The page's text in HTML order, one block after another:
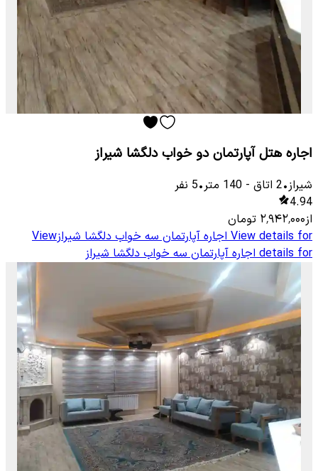
اجاره هتل آپارتمان دو خواب دلگشا شیراز
شیراز•
2 اتاق -
140 متر•
5 نفر
4.94
از۲٬۹۴۲٬۰۰۰ تومان
View details for اجاره آپارتمان سه خواب دلگشا شیرازView
details for اجاره آپارتمان سه خواب دلگشا شیراز